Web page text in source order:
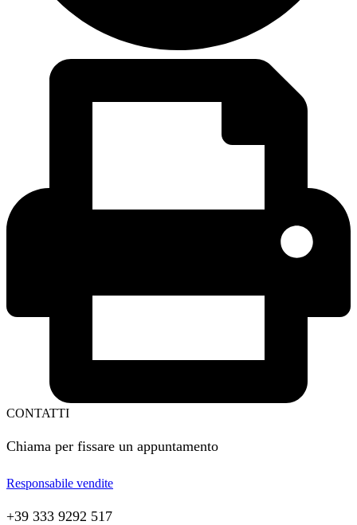
CONTATTI
Chiama per fissare un appuntamento
Responsabile vendite
+39 333 9292 517